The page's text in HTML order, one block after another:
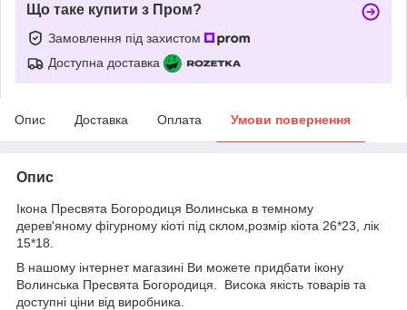
Що таке купити з Пром?
Замовлення під захистом
Доступна доставка
Опис Доставка Оплата Умови повернення
Опис
Ікона Пресвята Богородиця Волинська в темному
дерев'яному фігурному кіоті під склом,розмір кіота 26*23, лік
15*18.
В нашому інтернет магазині Ви можете придбати ікону
Волинська Пресвята Богородиця. Висока якість товарів та
доступні ціни від виробника.